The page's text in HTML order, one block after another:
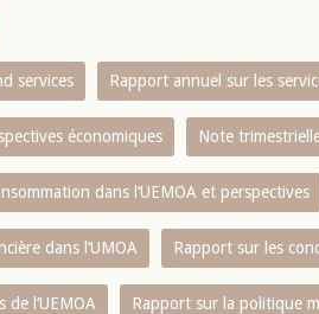
services Rapport annuel sur les
économiques Note
dans l‘UEMOA et perspectives
dans l‘UMOA Rapport sur les
l‘UEMOA Rapport sur la politique